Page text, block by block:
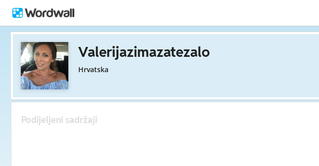
Valerijazimazatezalo
Hrvatska
Podijeljeni sadržaji